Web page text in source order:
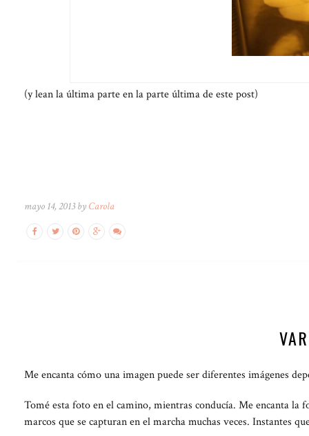
(y lean la última parte en la parte última de este post)
mayo 14, 2013 by Carola
Me encanta cómo una imagen puede ser diferentes imágenes
Tomé esta foto en el camino, mientras conducía. Me encanta la
marcos que se capturan en el marcha muchas veces. Instantes